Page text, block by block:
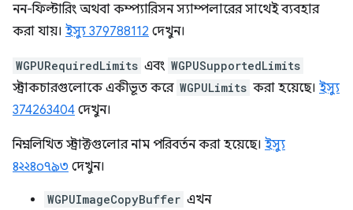
নন-ফিল্টারিং অথবা কম্প্যারিসন স্যাম্পলারের সাথেই ব্যবহার
করা যায়। ইস্যু 379788112 দেখুন।
WGPURequiredLimits এবং WGPUSupportedLimits
স্ট্রাকচারগুলোকে একীভূত করে WGPULimits করা হয়েছে। ইস্যু
374263404 দেখুন।
নিম্নলিখিত স্ট্রাক্টগুলোর নাম পরিবর্তন করা হয়েছে। ইস্যু
৪২২৪০৭৯৩ দেখুন।
WGPUImageCopyBuffer এখন